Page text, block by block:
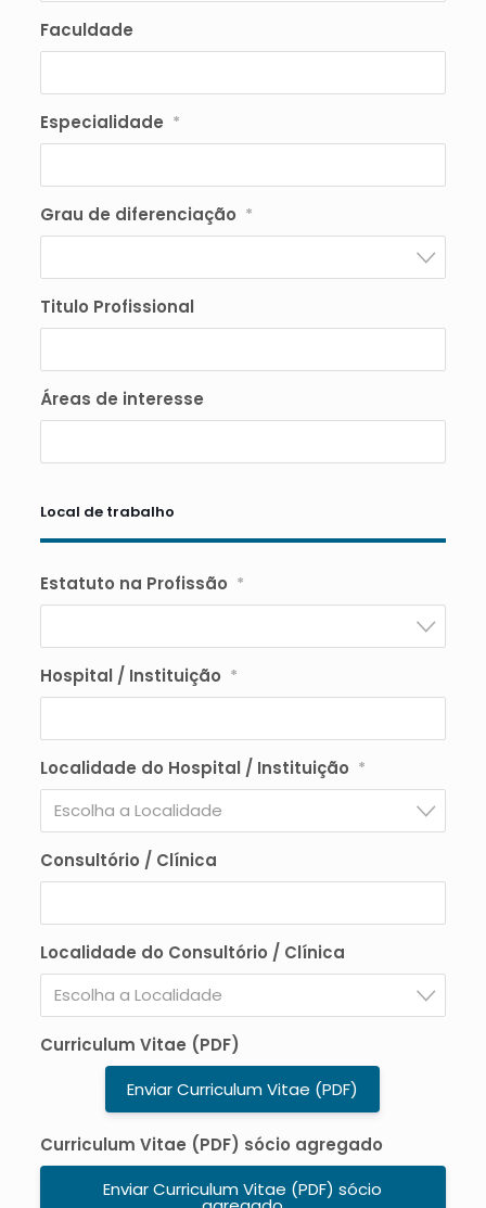
Faculdade
Especialidade *
Grau de diferenciação *
Titulo Profissional
Áreas de interesse
Local de trabalho
Estatuto na Profissão *
Hospital / Instituição *
Localidade do Hospital / Instituição *
Escolha a Localidade
Consultório / Clínica
Localidade do Consultório / Clínica
Escolha a Localidade
Curriculum Vitae (PDF)
Enviar Curriculum Vitae (PDF)
Curriculum Vitae (PDF) sócio agregado
Enviar Curriculum Vitae (PDF) sócio